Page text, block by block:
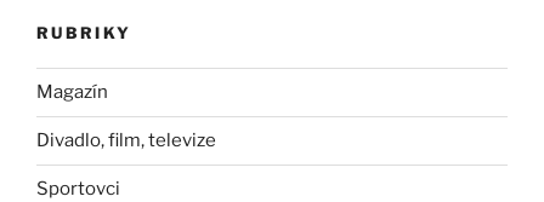
RUBRIKY
Magazín
Divadlo, film, televize
Sportovci